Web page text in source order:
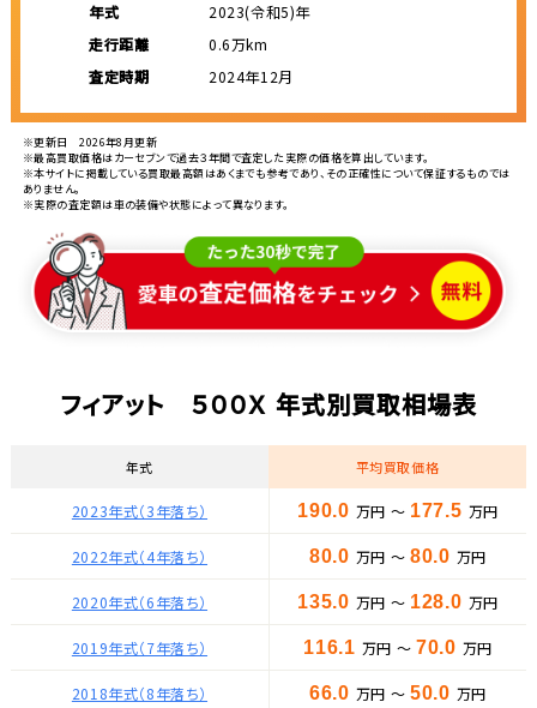
年式
2023(令和5)年
走行距離
0.6万km
査定時期
2024年12月
※更新日 2026年8月更新
※最高買取価格はカーセブンで過去３年間で査定した実際の価格を算出しています。
※本サイトに掲載している買取最高額はあくまでも参考であり、その正確性について保証するものでは
ありません。
※実際の査定額は車の装備や状態によって異なります。
フィアット ５００Ｘ 年式別買取相場表
年式 平均買取価格
2023年式（3年落ち） 190.0 万円 ～ 177.5 万円
2022年式（4年落ち） 80.0 万円 ～ 80.0 万円
2020年式（6年落ち） 135.0 万円 ～ 128.0 万円
2019年式（7年落ち） 116.1 万円 ～ 70.0 万円
2018年式（8年落ち） 66.0 万円 ～ 50.0 万円